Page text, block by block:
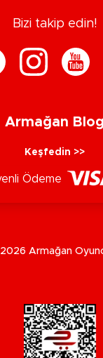
Bizi takip edin!
Armağan Blog
Keşfedin >>
Ödeme
Armağan